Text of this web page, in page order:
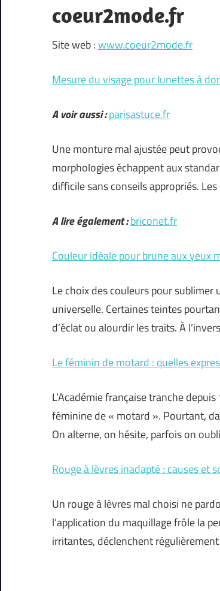
coeur2mode.fr
Site web :www.coeur2mode.fr
Mesure du visage pour lunettes à
A voir aussi :parisastuce.fr
Une monture mal ajustée peut
morphologies échappent aux
difficile sans conseils appropriés.
A lire également :briconet.fr
Couleur idéale pour brune aux yeux
Le choix des couleurs pour sublimer
universelle. Certaines teintes
d’éclat ou alourdir les traits. À
Le féminin de motard : quelles
L’Académie française tranche
féminine de « motard ». Pourtant,
On alterne, on hésite, parfois on
Rouge à lèvres inadapté : causes et
Un rouge à lèvres mal choisi ne
l’application du maquillage frôle la
irritantes, déclenchent